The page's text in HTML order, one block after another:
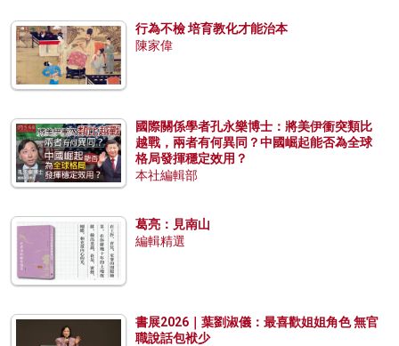
行為不檢 培育教化才能治本
陳家偉
國際關係學者孔永樂博士：將美伊衝突類比
越戰，兩者有何異同？中國崛起能否為全球
格局發揮穩定效用？
本社編輯部
葛亮：見南山
編輯精選
書展2026｜葉劉淑儀：最喜歡姐姐角色 無官
職說話包袱少